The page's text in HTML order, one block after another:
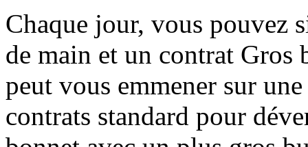
Chaque jour, vous pouvez
de main et un contrat Gros
peut vous emmener sur
contrats standard pour